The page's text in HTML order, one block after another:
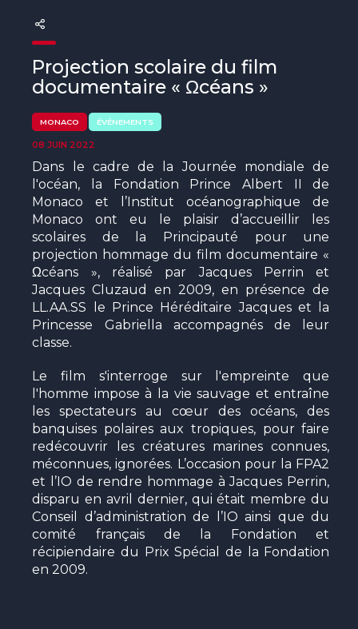
Beyond Plastic Med : BeMed
OACIS
Initiative Homme - Faune sauvage
The Green Shift Initiative
Projection scolaire du film
documentaire « Ωcéans »
MONACO ÉVÉNEMENTS
08 JUIN 2022
Dans le cadre de la Journée mondiale de
l'océan, la Fondation Prince Albert II de
Monaco et l’Institut océanographique de
Monaco ont eu le plaisir d’accueillir les
scolaires de la Principauté pour une
projection hommage du film documentaire «
Ωcéans », réalisé par Jacques Perrin et
Jacques Cluzaud en 2009, en présence de
LL.AA.SS le Prince Héréditaire Jacques et la
Princesse Gabriella accompagnés de leur
classe.
Le film s'interroge sur l'empreinte que
l'homme impose à la vie sauvage et entraîne
les spectateurs au cœur des océans, des
banquises polaires aux tropiques, pour faire
redécouvrir les créatures marines connues,
méconnues, ignorées. L’occasion pour la FPA2
et l’IO de rendre hommage à Jacques Perrin,
disparu en avril dernier, qui était membre du
Conseil d’administration de l’IO ainsi que du
comité français de la Fondation et
récipiendaire du Prix Spécial de la Fondation
en 2009.